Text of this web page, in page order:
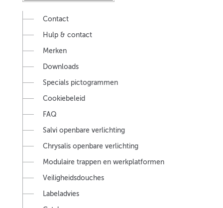
Contact
Hulp & contact
Merken
Downloads
Specials pictogrammen
Cookiebeleid
FAQ
Salvi openbare verlichting
Chrysalis openbare verlichting
Modulaire trappen en werkplatformen
Veiligheidsdouches
Labeladvies